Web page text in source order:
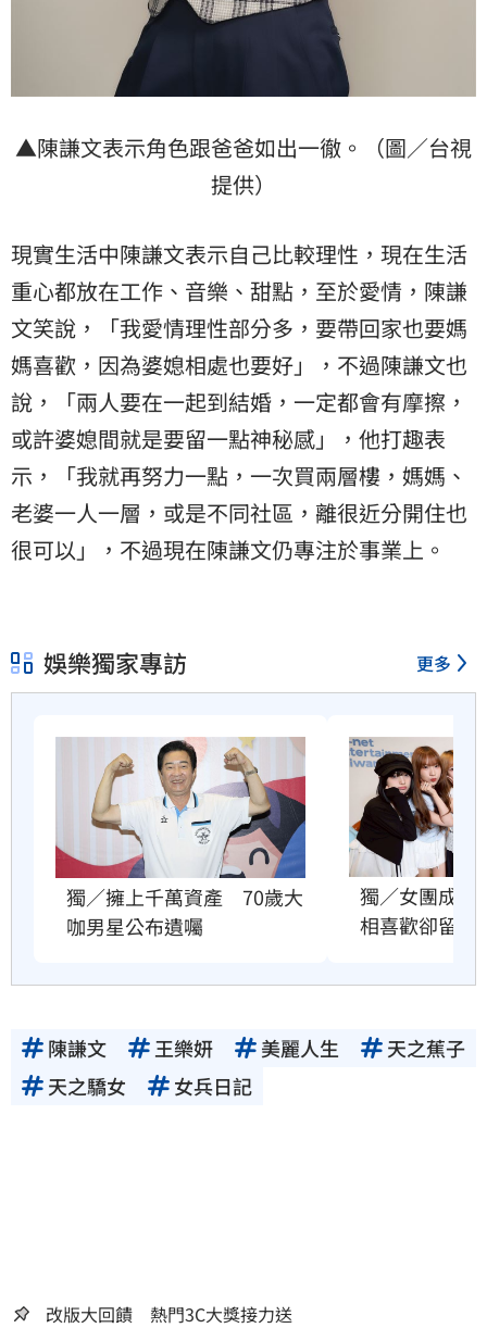
▲陳謙文表示角色跟爸爸如出一徹。（圖／台視
提供）
現實生活中陳謙文表示自己比較理性，現在生活
重心都放在工作、音樂、甜點，至於愛情，陳謙
文笑說，「我愛情理性部分多，要帶回家也要媽
媽喜歡，因為婆媳相處也要好」，不過陳謙文也
說，「兩人要在一起到結婚，一定都會有摩擦，
或許婆媳間就是要留一點神秘感」，他打趣表
示，「我就再努力一點，一次買兩層樓，媽媽、
老婆一人一層，或是不同社區，離很近分開住也
很可以」，不過現在陳謙文仍專注於事業上。
娛樂獨家專訪 更多
獨／擁上千萬資產　70歲大
咖男星公布遺囑
獨／女團成員
相喜歡卻留遺
陳謙文 王樂妍 美麗人生
天之蕉子
天之驕女
女兵日記
改版大回饋 熱門3C大獎接力送